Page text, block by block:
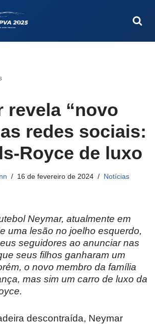
revela “novo
redes sociais:
Royce de luxo
16 de fevereiro de 2024 Notícias
Neymar, atualmente em
uma lesão no joelho esquerdo,
seguidores ao anunciar nas
seus filhos ganharam um
o novo membro da família
mas sim um carro de luxo da
descontraída, Neymar